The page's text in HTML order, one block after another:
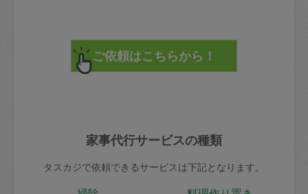
家事代行サービスの種類
タスカジで依頼できるサービスは下記となります。